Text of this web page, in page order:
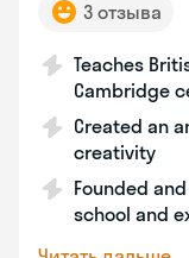
3 отзыва
Teaches
Cambridge
Created an
creativity
Founded
school and